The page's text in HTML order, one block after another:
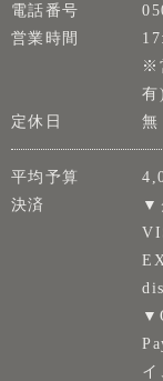
電話番号
営業時間
※
有)
定休日
無
平均予算
決済
▼
イ